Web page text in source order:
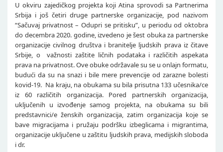
U okviru zajedičkog projekta koji Atina sprovodi sa Partnerima
Srbija i još četiri druge partnerske organizacije, pod nazivom
“Sačuvaj privatnost – Odupri se pritisku”, u periodu od oktobra
do decembra 2020. godine, izvedeno je šest obuka za partnerske
organizacije civilnog društva i branitelje ljudskih prava iz čitave
Srbije, o važnosti zaštite ličnih podataka i različitih aspekata
prava na privatnost. Ove obuke održavale su se u onlajn formatu,
budući da su na snazi i bile mere prevencije od zarazne bolesti
kovid-19. Na kraju, na obukama su bila prisutna 133 učesnika/ce
iz 60 različitih organizacija. Pored partnerskih organizacija,
uključenih u izvođenje samog projekta, na obukama su bili
predstavnici/e ženskih organizacija, zatim organizacija koje se
bave migracijama i pružaju podršku izbeglicama i migrantima,
organizacije uključene u zaštitu ljudskih prava, medijskih sloboda
i dr.